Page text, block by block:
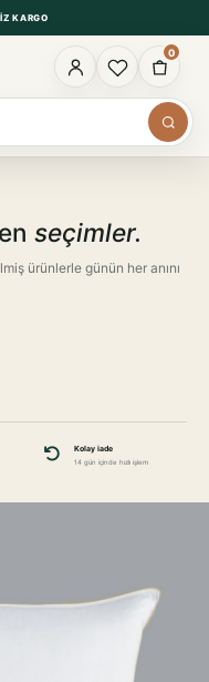
KARGO
0
seçimler.
ürünlerle günün her anını
Kolay iade
14 gün içinde hızlı işlem